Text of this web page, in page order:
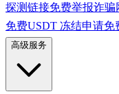
探测链接免费举报诈骗
免费USDT 冻结申请免
高级服务